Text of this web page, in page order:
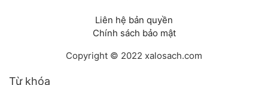
Liên hệ bản quyền
Chính sách bảo mật
Copyright © 2022 xalosach.com
Từ khóa